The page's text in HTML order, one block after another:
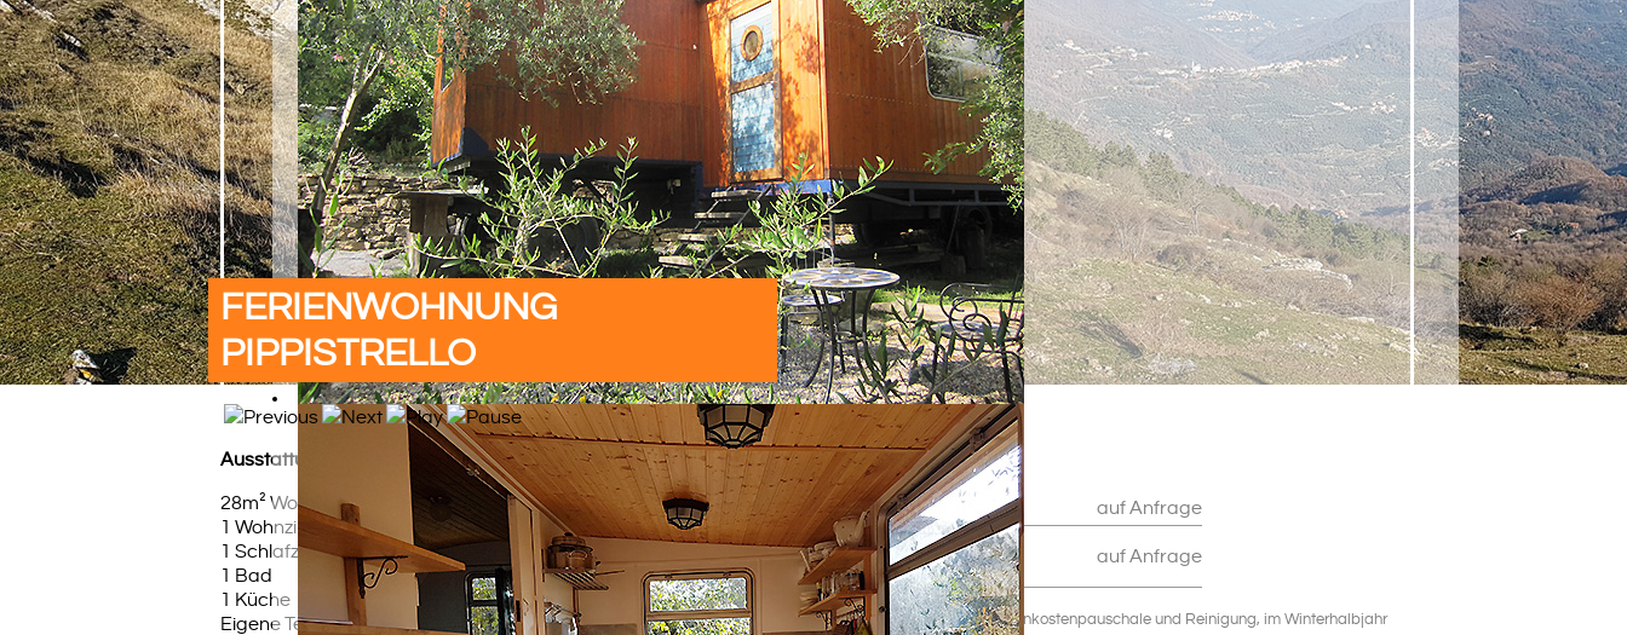
FERIENWOHNUNG
PIPPISTRELLO
Ausstattung
28m² Wohnfläche
1 Wohnzimmer
1 Schlafzimmer
1 Bad
1 Küche
Eigene Terrasse
Preise
1.4. - 31.10.
auf Anfrage
Nebensaison
(restliche Zeit)
auf Anfrage
freibleibend zzgl. Nebenkostenpauschale und Reinigung, im Winterhalbjahr